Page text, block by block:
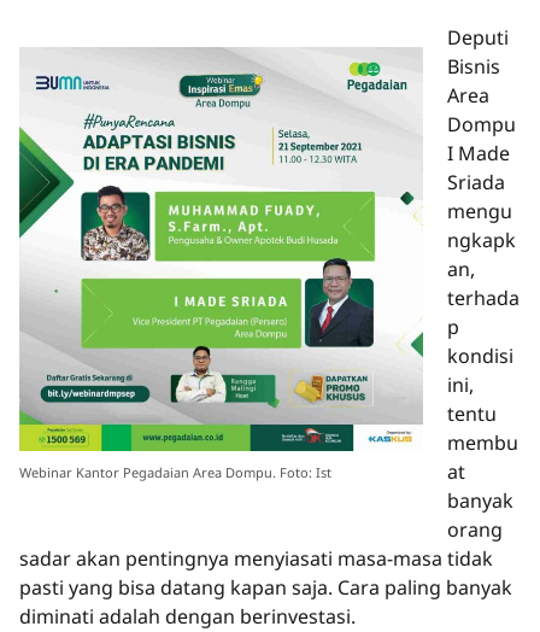
Webinar Kantor Pegadaian Area Dompu. Foto: Ist
Deputi
Bisnis
Area
Dompu
I Made
Sriada
mengu
ngkapk
an,
terhada
p
kondisi
ini,
tentu
membu
at
banyak
orang
sadar akan pentingnya menyiasati masa-masa tidak
pasti yang bisa datang kapan saja. Cara paling banyak
diminati adalah dengan berinvestasi.